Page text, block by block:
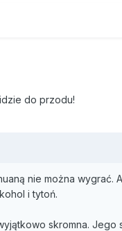
do przodu!
nie można wygrać. A
i tytoń.
skromna. Jego